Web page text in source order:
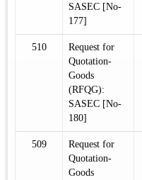
SASEC [No-
177]
510
Request for
Quotation-
Goods
(RFQG):
SASEC [No-
180]
509
Request for
Quotation-
Goods